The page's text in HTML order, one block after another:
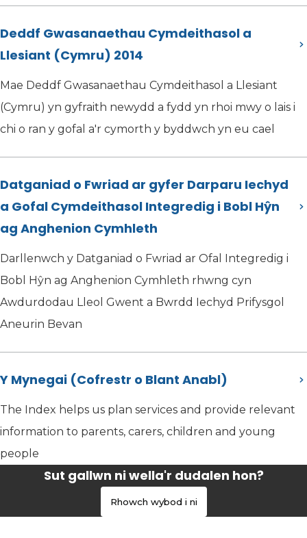
Deddf Gwasanaethau Cymdeithasol a
Llesiant (Cymru) 2014
Mae Deddf Gwasanaethau Cymdeithasol a Llesiant
(Cymru) yn gyfraith newydd a fydd yn rhoi mwy o lais i
chi o ran y gofal a'r cymorth y byddwch yn eu cael
Datganiad o Fwriad ar gyfer Darparu Iechyd
a Gofal Cymdeithasol Integredig i Bobl Hŷn
ag Anghenion Cymhleth
Darllenwch y Datganiad o Fwriad ar Ofal Integredig i
Bobl Hŷn ag Anghenion Cymhleth rhwng cyn
Awdurdodau Lleol Gwent a Bwrdd Iechyd Prifysgol
Aneurin Bevan
Y Mynegai (Cofrestr o Blant Anabl)
The Index helps us plan services and provide relevant
information to parents, carers, children and young
people
Sut gallwn ni wella'r dudalen hon?
Rhowch wybod i ni